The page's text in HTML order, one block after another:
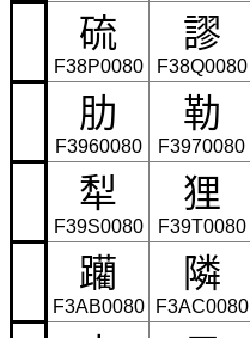
硫
F38P0080
謬
F38Q0080
肋
F3960080
勒
F3970080
犁
F39S0080
狸
F39T0080
躪
F3AB0080
隣
F3AC0080